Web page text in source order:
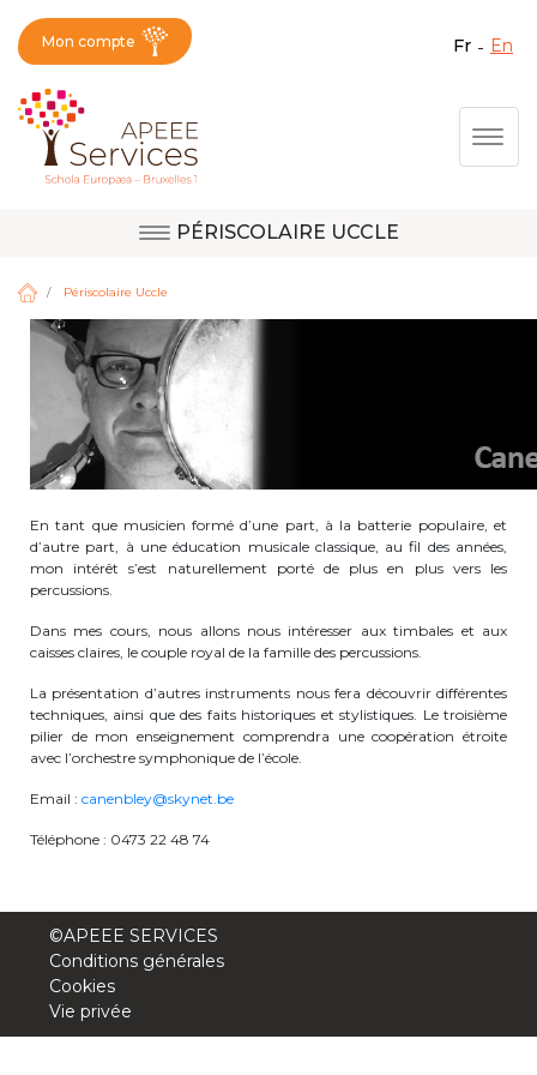
Aller
Fermer X
Question, avis,
demande, suggestion :
contactez le bon
service !
Activités périscolaires Berkendael
+32 (0)472 07 35 25
periscolaire.berkendael@apeee-bxl1-
services.be
BE91 3631 6790 0976
Activités périscolaires Uccle
Cantine
+32 (0)2 374 76 75
Mon compte fr en
PÉRISCOLAIRE UCCLE
Site de Berkendael
Périscolaire Uccle
En tant que musicien formé d’une part, à la batterie populaire, et
d’autre part, à une éducation musicale classique, au fil des années,
mon intérêt s’est naturellement porté de plus en plus vers les
percussions.
Dans mes cours, nous allons nous intéresser aux timbales et aux
caisses claires, le couple royal de la famille des percussions.
La présentation d’autres instruments nous fera découvrir différentes
techniques, ainsi que des faits historiques et stylistiques. Le troisième
pilier de mon enseignement comprendra une coopération étroite
avec l’orchestre symphonique de l’école.
Email : canenbley@skynet.be
Téléphone : 0473 22 48 74
©APEEE SERVICES
Conditions générales
Cookies
Vie privée